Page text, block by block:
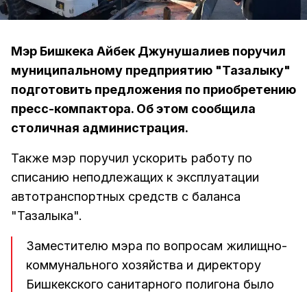
Мэр Бишкека Айбек Джунушалиев поручил
муниципальному предприятию "Тазалыку"
подготовить предложения по приобретению
пресс-компактора. Об этом сообщила
столичная администрация.
Также мэр поручил ускорить работу по
списанию неподлежащих к эксплуатации
автотранспортных средств с баланса
"Тазалыка".
Заместителю мэра по вопросам жилищно-
коммунального хозяйства и директору
Бишкекского санитарного полигона было